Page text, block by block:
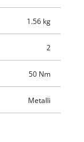
1.56 kg
2
50 Nm
Metalli